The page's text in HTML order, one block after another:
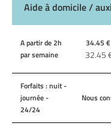
Aide à domicile /
A partir de 2h
par semaine
34.45
32.45
Forfaits : nuit -
journée -
24/24
Nous